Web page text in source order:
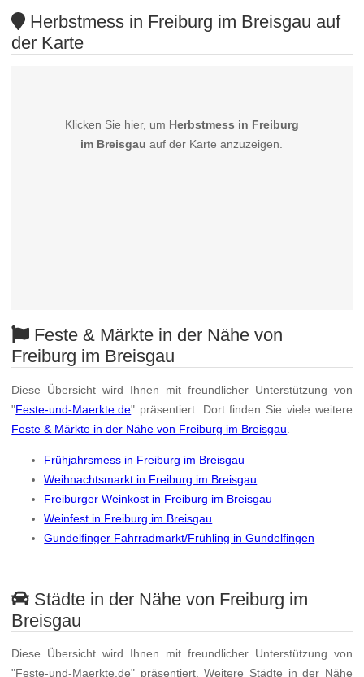
Herbstmess in Freiburg im Breisgau auf
der Karte
Klicken Sie hier, um Herbstmess in Freiburg
im Breisgau auf der Karte anzuzeigen.
Feste & Märkte in der Nähe von
Freiburg im Breisgau
Diese Übersicht wird Ihnen mit freundlicher Unterstützung von
"Feste-und-Maerkte.de" präsentiert. Dort finden Sie viele weitere
Feste & Märkte in der Nähe von Freiburg im Breisgau
Frühjahrsmess in Freiburg im Breisgau
Weihnachtsmarkt in Freiburg im Breisgau
Freiburger Weinkost in Freiburg im Breisgau
Weinfest in Freiburg im Breisgau
Gundelfinger Fahrradmarkt/Frühling in Gundelfingen
Städte in der Nähe von Freiburg im
Breisgau
Diese Übersicht wird Ihnen mit freundlicher Unterstützung von
"Feste-und-Maerkte.de" präsentiert. Weitere Städte in der Nähe